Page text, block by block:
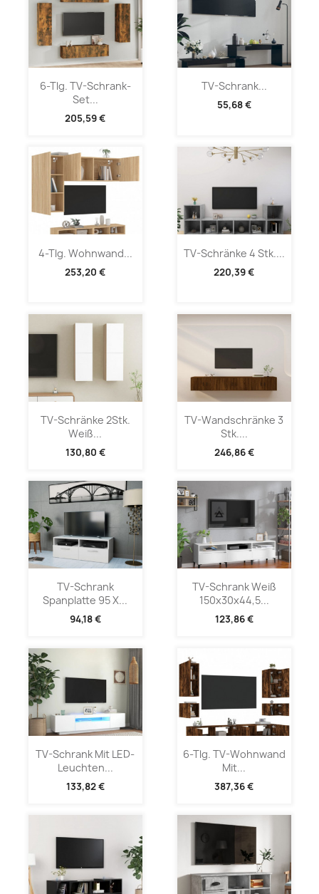
6-Tlg. TV-Schrank-
Set...
205,59 €
TV-Schrank...
55,68 €
4-Tlg. Wohnwand...
253,20 €
TV-Schränke 4 Stk....
220,39 €
TV-Schränke 2Stk.
Weiß...
130,80 €
TV-Wandschränke 3
Stk....
246,86 €
TV-Schrank
Spanplatte 95 X...
94,18 €
TV-Schrank Weiß
150x30x44,5...
123,86 €
TV-Schrank Mit LED-
Leuchten...
133,82 €
6-Tlg. TV-Wohnwand
Mit...
387,36 €